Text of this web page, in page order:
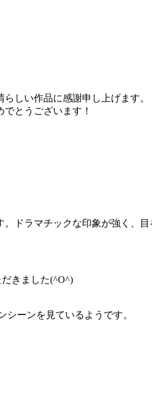
しい作品に感謝申し上げます。
とうございます！
ドラマチックな印象が強く、目
きました(^O^)
ーンを見ているようです。